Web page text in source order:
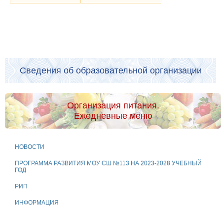
Сведения об образовательной организации
Организация питания.
Ежедневные меню
НОВОСТИ
ПРОГРАММА РАЗВИТИЯ МОУ СШ №113 НА 2023-2028 УЧЕБНЫЙ
ГОД
РИП
ИНФОРМАЦИЯ